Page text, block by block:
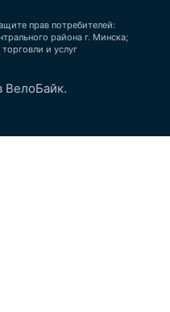
прав потребителей:
района г. Минска;
и услуг
ВелоБайк.